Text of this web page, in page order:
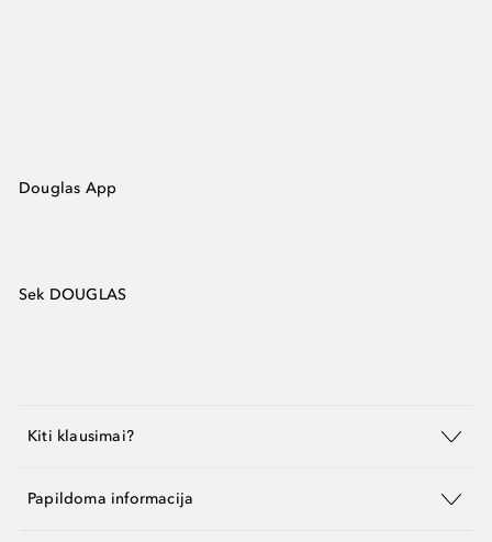
Douglas App
Sek DOUGLAS
Kiti klausimai?
Papildoma informacija